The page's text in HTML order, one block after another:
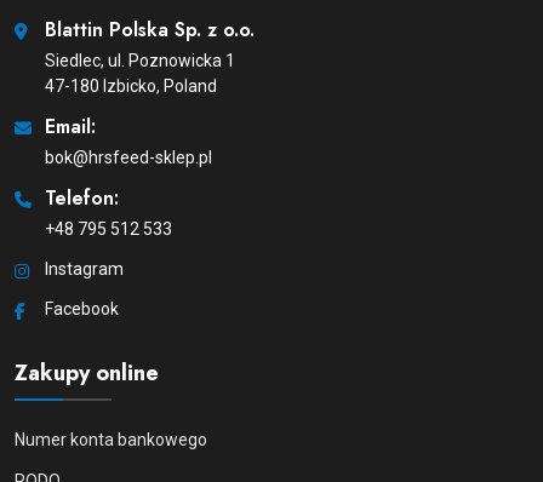
Blattin Polska Sp. z o.o.
Siedlec, ul. Poznowicka 1
47-180 Izbicko, Poland
Email:
bok@hrsfeed-sklep.pl
Telefon:
+48 795 512 533
Instagram
Facebook
Zakupy online
Numer konta bankowego